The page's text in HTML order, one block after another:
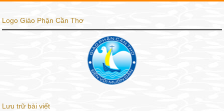
Logo Giáo Phận Cần Thơ
Lưu trữ bài viết